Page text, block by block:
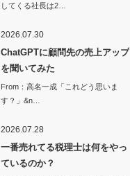
してくる社長は2…
2026.07.30
ChatGPTに顧問先の売上アップ
を聞いてみた
From：高名一成「これどう思いま
す？」&n…
2026.07.28
一番売れてる税理士は何をやっ
ているのか？